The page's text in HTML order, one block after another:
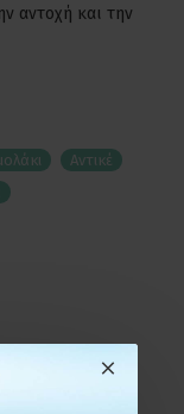
αντοχή και την
Αντικέ